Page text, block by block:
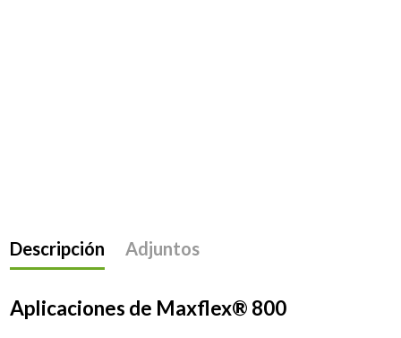
Descripción Adjuntos
Aplicaciones de Maxflex® 800